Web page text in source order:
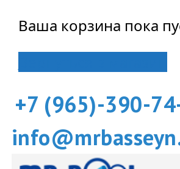
Ваша корзина пока
+7 (965)-390-